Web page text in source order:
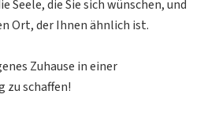
Seele, die Sie sich wünschen, und
Ort, der Ihnen ähnlich ist.
Zuhause in einer
zu schaffen!